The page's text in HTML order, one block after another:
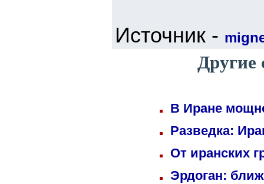
Источник -
Другие
В Иране
Разведка:
От иранских
Эрдоган: